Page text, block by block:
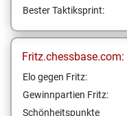
Bester Taktiksprint:
Fritz.chessbase.com:
Elo gegen Fritz:
Gewinnpartien Fritz:
Schönheitspunkte